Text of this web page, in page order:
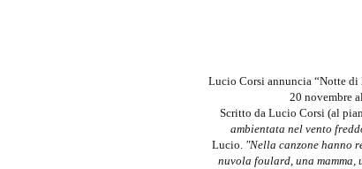
Lucio Corsi annuncia “Notte
20 novembre
Scritto da Lucio Corsi (al
ambientata nel vento
Lucio. "Nella canzone hanno
nuvola foulard, una mamma,